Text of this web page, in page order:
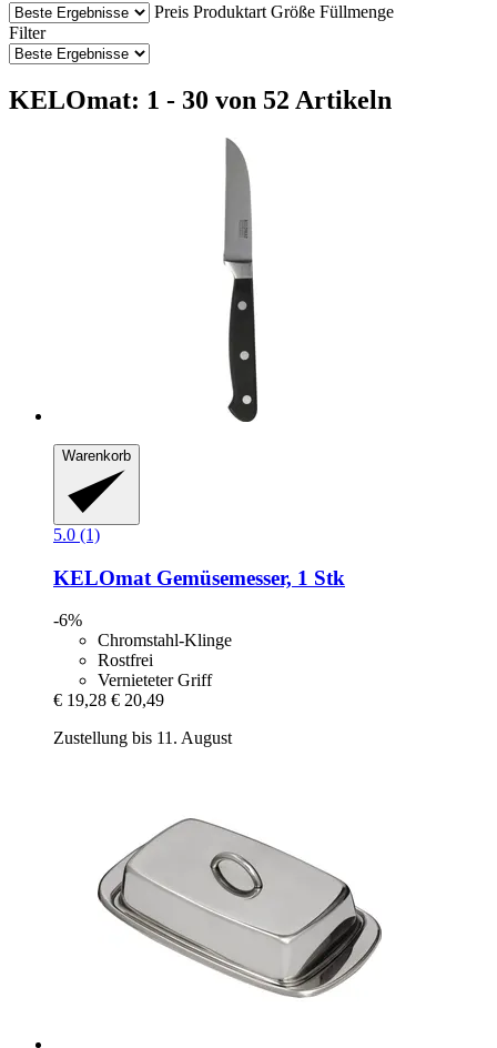
Preis Produktart Größe Füllmenge
Filter
KELOmat: 1 - 30 von 52 Artikeln
Warenkorb
5.0 (1)
KELOmat Gemüsemesser, 1 Stk
-6%
Chromstahl-Klinge
Rostfrei
Vernieteter Griff
€ 19,28 € 20,49
Zustellung bis 11. August